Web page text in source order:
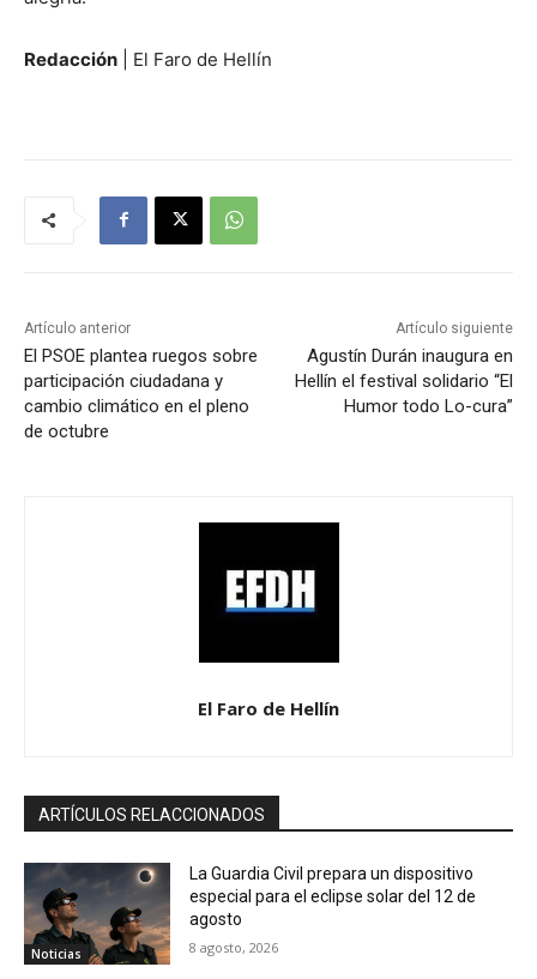
Redacción | El Faro de Hellín
Artículo anterior
El PSOE plantea ruegos sobre
participación ciudadana y
cambio climático en el pleno
de octubre
Artículo siguiente
Agustín Durán inaugura en
Hellín el festival solidario “El
Humor todo Lo-cura”
El Faro de Hellín
ARTÍCULOS RELACCIONADOS
Noticias
La Guardia Civil prepara un dispositivo
especial para el eclipse solar del 12 de
agosto
8 agosto, 2026